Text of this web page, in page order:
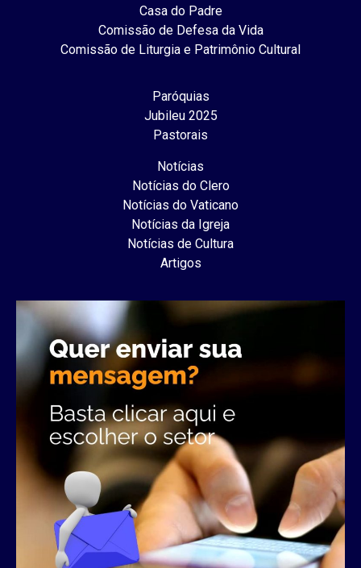
Casa do Padre
Comissão de Defesa da Vida
Comissão de Liturgia e Patrimônio Cultural
Paróquias
Jubileu 2025
Pastorais
Notícias
Notícias do Clero
Notícias do Vaticano
Notícias da Igreja
Notícias de Cultura
Artigos